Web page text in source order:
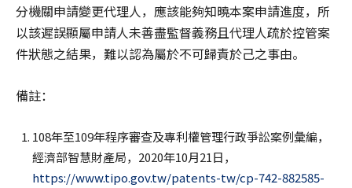
分機關申請變更代理人，應該能夠知曉本案申請進度，所
以該遲誤顯屬申請人未善盡監督義務且代理人疏於控管案
件狀態之結果，難以認為屬於不可歸責於己之事由。
備註：
108年至109年程序審查及專利權管理行政爭訟案例彙編，
經濟部智慧財產局，2020年10月21日，
https://www.tipo.gov.tw/patents-tw/cp-742-882585-